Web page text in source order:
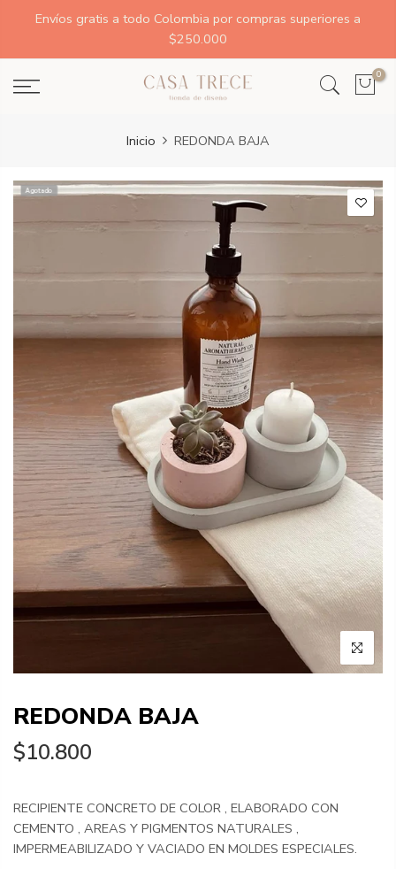
Envíos gratis a todo Colombia por compras superiores a
$250.000
0
Inicio REDONDA BAJA
Agotado
REDONDA BAJA
$10.800
RECIPIENTE CONCRETO DE COLOR , ELABORADO CON
CEMENTO , AREAS Y PIGMENTOS NATURALES ,
IMPERMEABILIZADO Y VACIADO EN MOLDES ESPECIALES.